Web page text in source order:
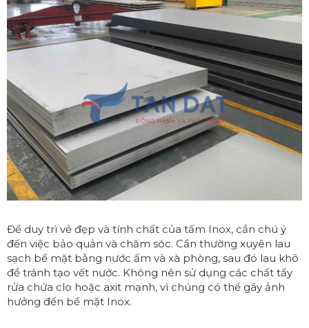
Để duy trì vẻ đẹp và tính chất của tấm Inox, cần chú ý
đến việc bảo quản và chăm sóc. Cần thường xuyên lau
sạch bề mặt bằng nước ấm và xà phòng, sau đó lau khô
để tránh tạo vết nước. Không nên sử dụng các chất tẩy
rửa chứa clo hoặc axit mạnh, vì chúng có thể gây ảnh
hưởng đến bề mặt Inox.